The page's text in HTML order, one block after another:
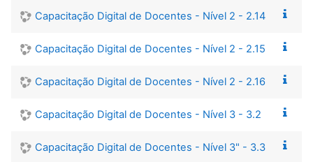
Capacitação Digital de Docentes - Nível 2 - 2.14
Capacitação Digital de Docentes - Nível 2 - 2.15
Capacitação Digital de Docentes - Nível 2 - 2.16
Capacitação Digital de Docentes - Nível 3 - 3.2
Capacitação Digital de Docentes - Nível 3" - 3.3